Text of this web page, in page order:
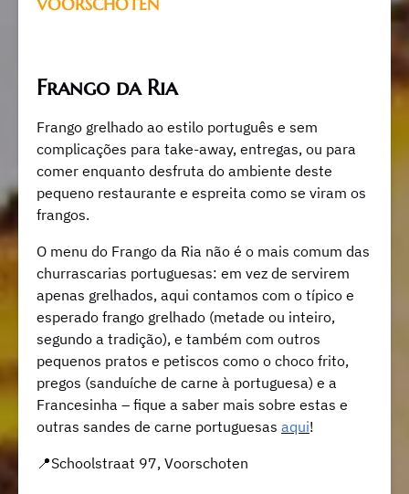
Frango da Ria
Frango grelhado ao estilo português e sem
complicações para take-away, entregas, ou para
comer enquanto desfruta do ambiente deste
pequeno restaurante e espreita como se viram os
frangos.
O menu do Frango da Ria não é o mais comum das
churrascarias portuguesas: em vez de servirem
apenas grelhados, aqui contamos com o típico e
esperado frango grelhado (metade ou inteiro,
segundo a tradição), e também com outros
pequenos pratos e petiscos como o choco frito,
pregos (sanduíche de carne à portuguesa) e a
Francesinha – fique a saber mais sobre estas e
outras sandes de carne portuguesas aqui!
📍Schoolstraat 97, Voorschoten